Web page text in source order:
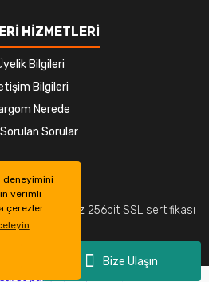
deneyimini
verimli
çerezler
Bize Ulaşın
HİZMETLERİ
Bilgileri
Bilgileri
Nerede
Sorulan Sorular
kartı bilgileriniz 256bit SSL sertifikası
e-